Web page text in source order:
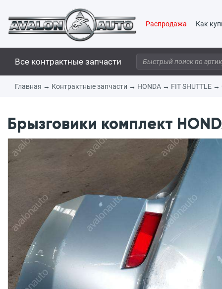
Распродажа Как
Все контрактные запчасти
Главная → Контрактные запчасти → HONDA → FIT SHUTTLE →
Брызговики комплект